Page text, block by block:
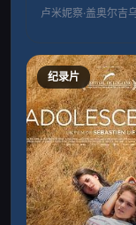
纪录片